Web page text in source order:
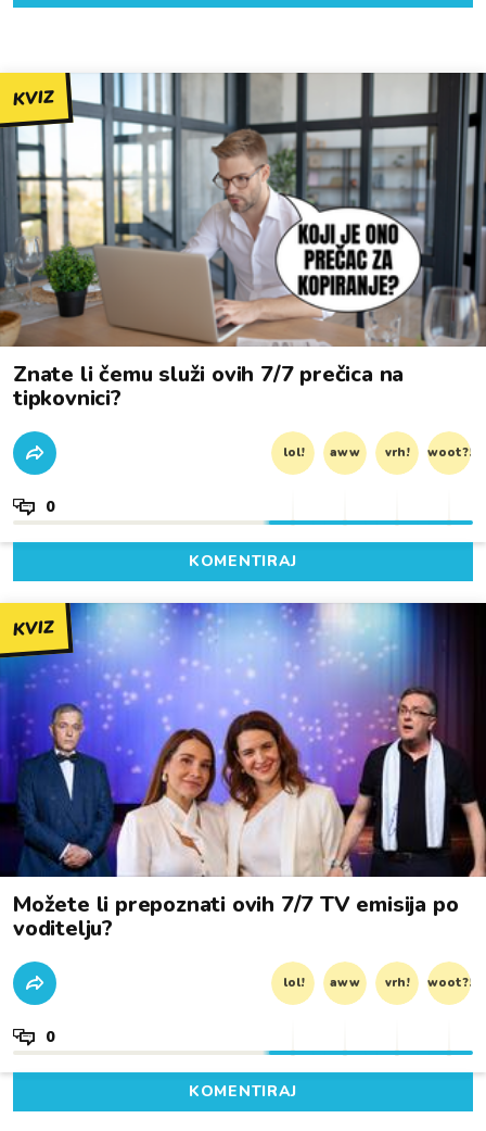
KVIZ
Znate li čemu služi ovih 7/7 prečica na
tipkovnici?
lol! aww vrh! woot?!
0
KOMENTIRAJ
KVIZ
Možete li prepoznati ovih 7/7 TV emisija po
voditelju?
lol! aww vrh! woot?!
0
KOMENTIRAJ